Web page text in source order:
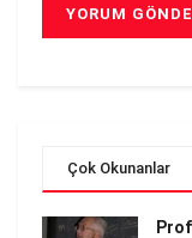
Çok Okunanlar